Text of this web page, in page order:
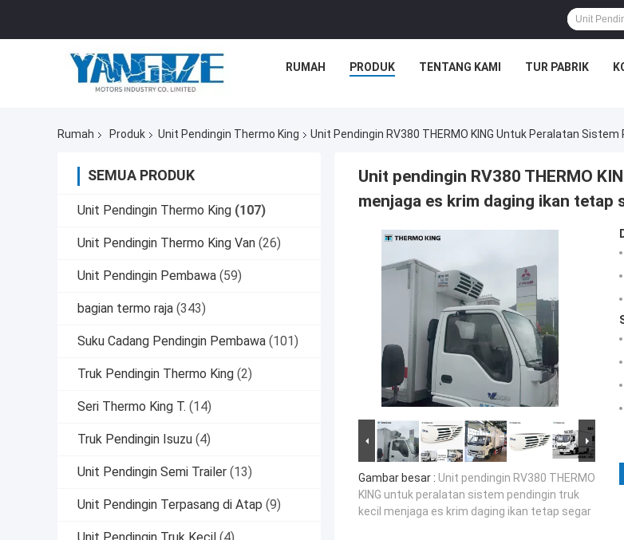
RUMAH PRODUK TENTANG KAMI TUR PABRIK
Rumah Produk Unit Pendingin Thermo King Unit Pendingin RV380 THERMO KING Untuk Peralatan
SEMUA PRODUK
Unit Pendingin Thermo King (107)
Unit Pendingin Thermo King Van (26)
Unit Pendingin Pembawa (59)
bagian termo raja (343)
Suku Cadang Pendingin Pembawa (101)
Truk Pendingin Thermo King (2)
Seri Thermo King T. (14)
Truk Pendingin Isuzu (4)
Unit Pendingin Semi Trailer (13)
Unit Pendingin Terpasang di Atap (9)
Unit pendingin RV380 THERMO
menjaga es krim daging ikan tetap
Gambar besar : Unit pendingin RV380 THERMO
KING untuk peralatan sistem pendingin truk
kecil menjaga es krim daging ikan tetap segar